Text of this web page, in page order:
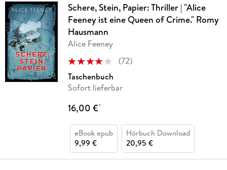
Schere, Stein, Papier: Thriller | "Alice
Feeney ist eine Queen of Crime." Romy
Hausmann
Alice Feeney
(72)
Taschenbuch
Sofort lieferbar
16,00 €*
eBook epub
9,99 €
Hörbuch Download
20,95 €